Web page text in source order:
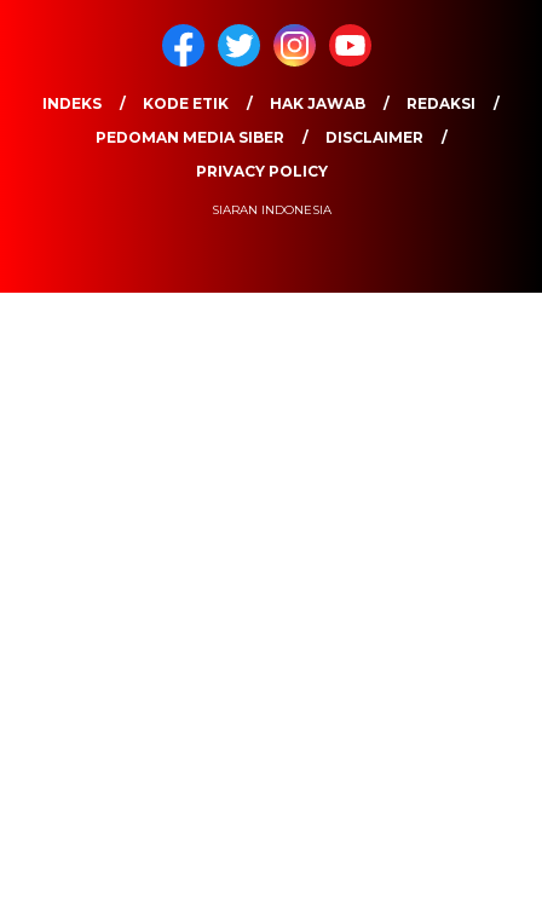
INDEKS KODE ETIK HAK JAWAB
REDAKSI
PEDOMAN MEDIA SIBER
DISCLAIMER
PRIVACY POLICY
SIARAN INDONESIA